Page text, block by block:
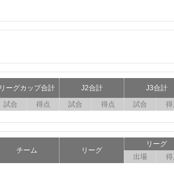
リーグカップ合計 J2合計
J3合計
試合 得点 試合 得点 試合 得
チーム リーグ
リーグ
出場
得